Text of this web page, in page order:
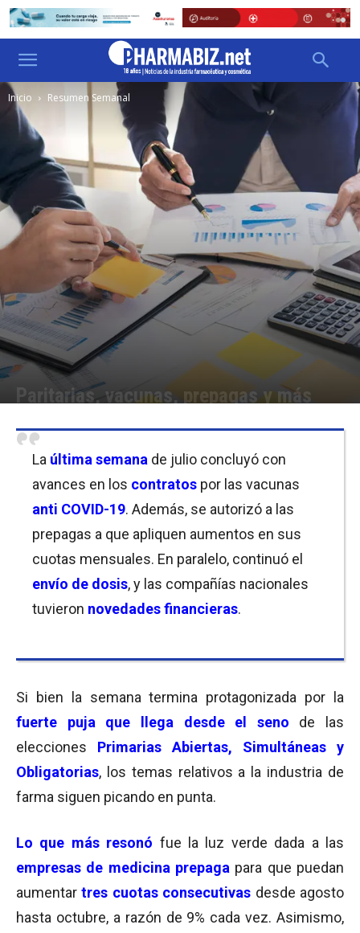
Inicio Resumen Semanal
Paritarias, vacunas, prepagas y más
La última semana de julio concluyó con
avances en los contratos por las vacunas
anti COVID-19. Además, se autorizó a las
prepagas a que apliquen aumentos en sus
cuotas mensuales. En paralelo, continuó el
envío de dosis, y las compañías nacionales
tuvieron novedades financieras.
Si bien la semana termina protagonizada por la
fuerte puja que llega desde el seno
de las
elecciones Primarias Abiertas, Simultáneas y
Obligatorias, los temas relativos a la industria de
farma siguen picando en punta.
Lo que más resonó fue la luz verde dada a las
empresas de medicina prepaga para que puedan
aumentartres cuotas consecutivas desde agosto
hasta octubre, a razón de 9% cada vez. Asimismo,